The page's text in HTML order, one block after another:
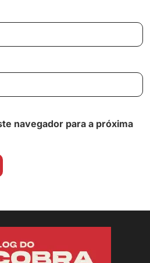
navegador para a próxima